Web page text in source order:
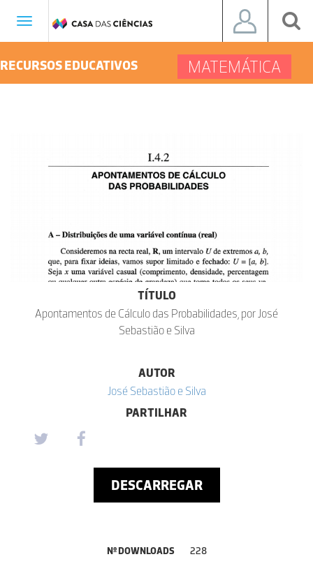
Toggle
RECURSOS EDUCATIVOS MATEMÁTICA
TÍTULO
Apontamentos de Cálculo das Probabilidades, por José
Sebastião e Silva
AUTOR
José Sebastião e Silva
PARTILHAR
DESCARREGAR
Nº DOWNLOADS 228